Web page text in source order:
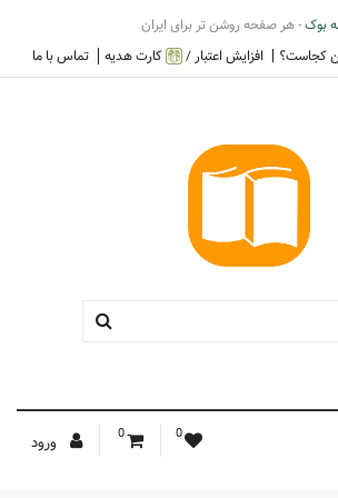
بوک- هر صفحه روشن تر برای ایران
کجاست؟ افزایش اعتبار / کارت هدیه تماس با ما
0
0 ورود